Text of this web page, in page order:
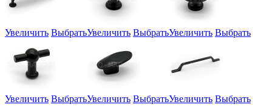
Увеличить ВыбратьУвеличить ВыбратьУвеличить Выбрать
Увеличить ВыбратьУвеличить ВыбратьУвеличить Выбрать